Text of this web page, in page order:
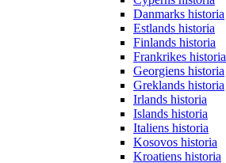
Danmarks historia
Estlands historia
Finlands historia
Frankrikes historia
Georgiens historia
Greklands historia
Irlands historia
Islands historia
Italiens historia
Kosovos historia
Kroatiens historia